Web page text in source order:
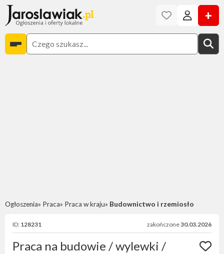
+
Ogłoszenia Praca Praca w kraju Budownictwo i rzemiosło
ID: 128231 zakończone30.03.2026
Praca na budowie / wylewki /